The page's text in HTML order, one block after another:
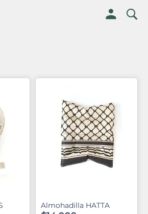
Almohadilla HATTA